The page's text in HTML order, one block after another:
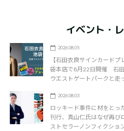
イベント・
2026.08.05
【石田衣良サインカード
袋本店で8月22日開催 石
ウエストゲートパークと走
2026.08.03
ロッキード事件に材をとっ
刊行、真山仁氏はなぜ再び
ストセラーノンフィクショ